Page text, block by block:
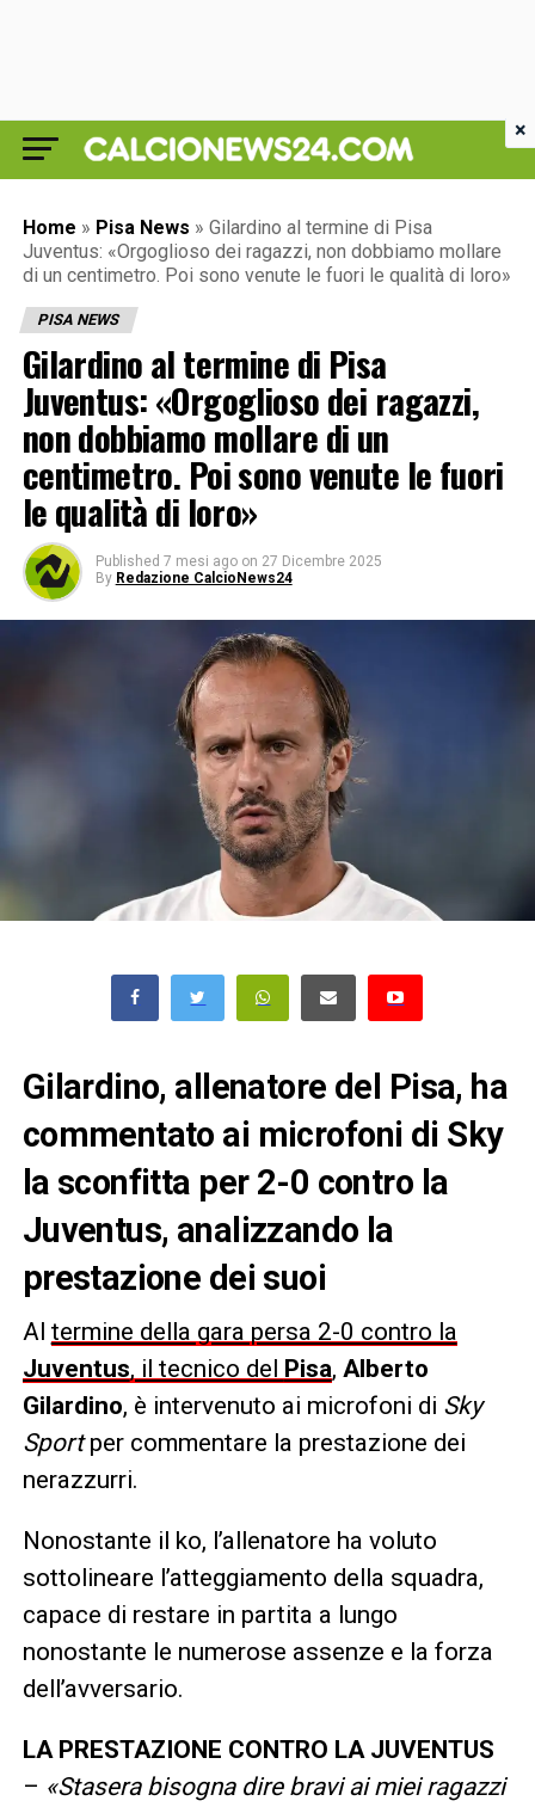
Home » Pisa News » Gilardino al termine di Pisa
Juventus: «Orgoglioso dei ragazzi, non dobbiamo mollare
di un centimetro. Poi sono venute le fuori le qualità di loro»
PISA NEWS
Gilardino al termine di Pisa
Juventus: «Orgoglioso dei ragazzi,
non dobbiamo mollare di un
centimetro. Poi sono venute le fuori
le qualità di loro»
Published 7 mesi ago on 27 Dicembre 2025
By Redazione CalcioNews24
Gilardino, allenatore del Pisa, ha
commentato ai microfoni di Sky
la sconfitta per 2-0 contro la
Juventus, analizzando la
prestazione dei suoi
Al termine della gara persa 2-0 contro la
Juventus, il tecnico del Pisa, Alberto
Gilardino, è intervenuto ai microfoni di Sky
Sportper commentare la prestazione dei
nerazzurri.
Nonostante il ko, l’allenatore ha voluto
sottolineare l’atteggiamento della squadra,
capace di restare in partita a lungo
nonostante le numerose assenze e la forza
dell’avversario.
LA PRESTAZIONE CONTRO LA JUVENTUS
– «Stasera bisogna dire bravi ai miei ragazzi
×